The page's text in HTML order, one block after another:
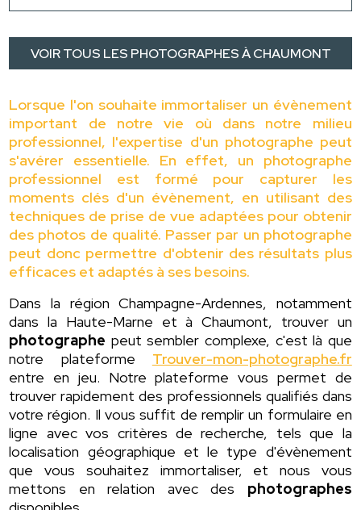
VOIR TOUS LES PHOTOGRAPHES À CHAUMONT
Lorsque l'on souhaite immortaliser un évènement
important de notre vie où dans notre milieu
professionnel, l'expertise d'un photographe peut
s'avérer essentielle. En effet, un photographe
professionnel est formé pour capturer les
moments clés d'un évènement, en utilisant des
techniques de prise de vue adaptées pour obtenir
des photos de qualité. Passer par un photographe
peut donc permettre d'obtenir des résultats plus
efficaces et adaptés à ses besoins.
Dans la région Champagne-Ardennes, notamment
dans la Haute-Marne et à Chaumont, trouver un
photographe peut sembler complexe, c'est là que
notre plateforme Trouver-mon-photographe.fr
entre en jeu. Notre plateforme vous permet de
trouver rapidement des professionnels qualifiés dans
votre région. Il vous suffit de remplir un formulaire en
ligne avec vos critères de recherche, tels que la
localisation géographique et le type d'évènement
que vous souhaitez immortaliser, et nous vous
mettons en relation avec des photographes